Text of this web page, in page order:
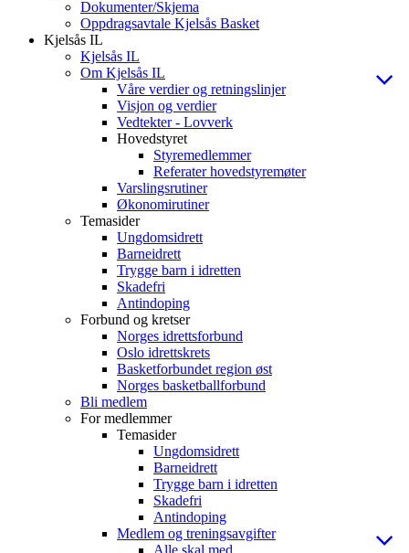
Dokumenter/Skjema
Oppdragsavtale Kjelsås Basket
Kjelsås IL
Kjelsås IL
Om Kjelsås IL
Våre verdier og retningslinjer
Visjon og verdier
Vedtekter - Lovverk
Hovedstyret
Styremedlemmer
Referater hovedstyremøter
Varslingsrutiner
Økonomirutiner
Temasider
Ungdomsidrett
Barneidrett
Trygge barn i idretten
Skadefri
Antindoping
Forbund og kretser
Norges idrettsforbund
Oslo idrettskrets
Basketforbundet region øst
Norges basketballforbund
Bli medlem
For medlemmer
Temasider
Ungdomsidrett
Barneidrett
Trygge barn i idretten
Skadefri
Antindoping
Medlem og treningsavgifter
Alle skal med